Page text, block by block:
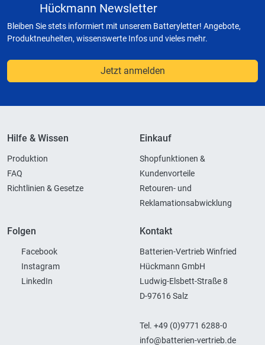
Hückmann Newsletter
Bleiben Sie stets informiert mit unserem Batteryletter! Angebote,
Produktneuheiten, wissenswerte Infos und vieles mehr.
Jetzt anmelden
Hilfe & Wissen
Produktion
FAQ
Richtlinien & Gesetze
Einkauf
Shopfunktionen &
Kundenvorteile
Retouren- und
Reklamationsabwicklung
Folgen
Facebook
Instagram
LinkedIn
Kontakt
Batterien-Vertrieb Winfried
Hückmann GmbH
Ludwig-Elsbett-Straße 8
D-97616 Salz
Tel. +49 (0)9771 6288-0
info@batterien-vertrieb.de